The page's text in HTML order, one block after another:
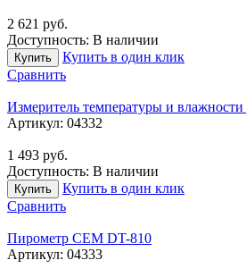
2 621 руб.
Доступность: В наличии
Купить
Купить в один клик
Сравнить
Измеритель температуры и
Артикул: 04332
1 493 руб.
Доступность: В наличии
Купить
Купить в один клик
Сравнить
Пирометр CEM DT-810
Артикул: 04333